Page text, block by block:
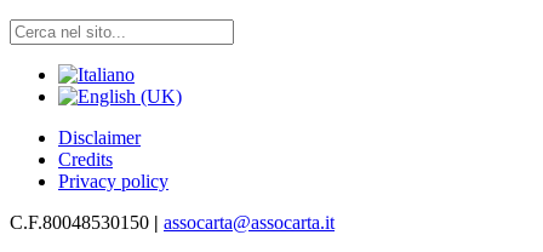
Disclaimer
Credits
Privacy policy
C.F.80048530150 | assocarta@assocarta.it